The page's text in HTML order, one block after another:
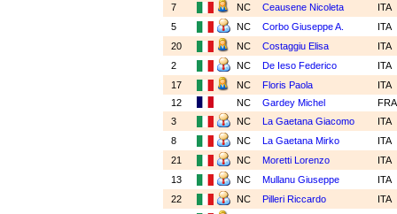
7
NC Ceausene Nicoleta
ITA
5
NC Corbo Giuseppe A.
ITA
20
NC Costaggiu Elisa
ITA
2
NC De Ieso Federico
ITA
17
NC Floris Paola
ITA
12
NC Gardey Michel
3
NC La Gaetana Giacomo
ITA
8
NC La Gaetana Mirko
ITA
21
NC Moretti Lorenzo
ITA
13
NC Mullanu Giuseppe
ITA
22
NC Pilleri Riccardo
ITA